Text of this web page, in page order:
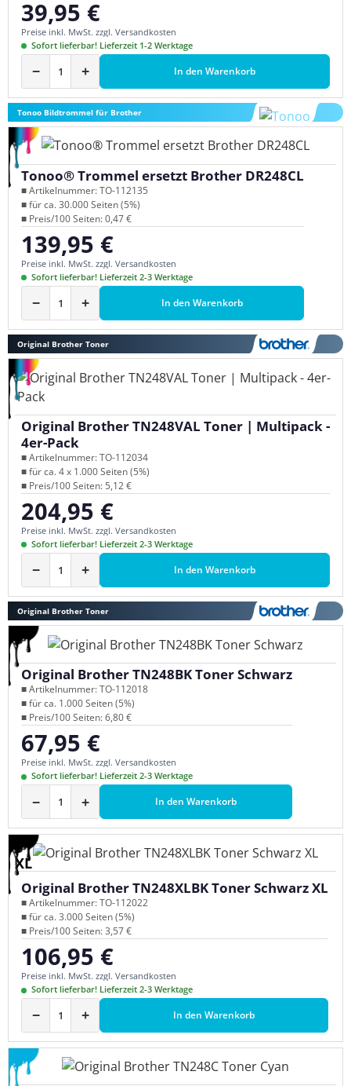
Regulärer Preis:
39,95 €
Preise inkl. MwSt. zzgl. Versandkosten
Sofort lieferbar! Lieferzeit 1-2 Werktage
− + In den Warenkorb
Tonoo Bildtrommel für Brother
Tonoo® Trommel ersetzt Brother DR248CL
■ Artikelnummer: TO-112135
■ für ca. 30.000 Seiten (5%)
■ Preis/100 Seiten: 0,47 €
Regulärer Preis:
139,95 €
Preise inkl. MwSt. zzgl. Versandkosten
Sofort lieferbar! Lieferzeit 2-3 Werktage
− + In den Warenkorb
Original Brother Toner
Original Brother TN248VAL Toner | Multipack -
4er-Pack
■ Artikelnummer: TO-112034
■ für ca. 4 x 1.000 Seiten (5%)
■ Preis/100 Seiten: 5,12 €
Regulärer Preis:
204,95 €
Preise inkl. MwSt. zzgl. Versandkosten
Sofort lieferbar! Lieferzeit 2-3 Werktage
− + In den Warenkorb
Original Brother Toner
Original Brother TN248BK Toner Schwarz
■ Artikelnummer: TO-112018
■ für ca. 1.000 Seiten (5%)
■ Preis/100 Seiten: 6,80 €
Regulärer Preis:
67,95 €
Preise inkl. MwSt. zzgl. Versandkosten
Sofort lieferbar! Lieferzeit 2-3 Werktage
− + In den Warenkorb
XL
Original Brother TN248XLBK Toner Schwarz XL
■ Artikelnummer: TO-112022
■ für ca. 3.000 Seiten (5%)
■ Preis/100 Seiten: 3,57 €
Regulärer Preis:
106,95 €
Preise inkl. MwSt. zzgl. Versandkosten
Sofort lieferbar! Lieferzeit 2-3 Werktage
− + In den Warenkorb